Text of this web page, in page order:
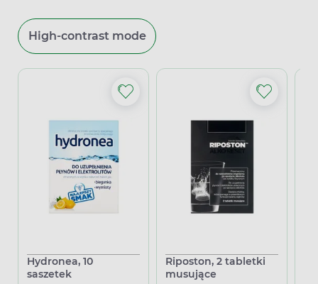
High-contrast mode
Hydronea, 10
saszetek
Riposton, 2 tabletki
musujące